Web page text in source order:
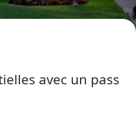
avec un pass